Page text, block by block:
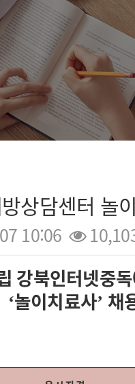
상담센터 놀
10:06
강북인터넷중
‘놀이치료사’ 채